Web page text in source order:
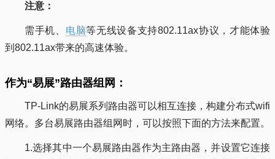
注意：
需手机、 电脑等无线设备支持802.11ax协议，才能体验
到802.11ax带来的高速体验。
作为“易展”路由器组网：
TP-Link的易展系列路由器可以相互连接，构建分布式wifi
网络。多台易展路由器组网时，可以按照下面的方法来配置。
1.选择其中一个易展路由器作为主路由器，并设置它连接